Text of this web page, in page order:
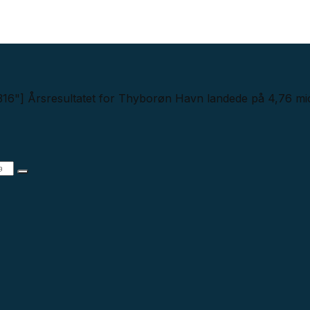
Årsresultatet for Thyborøn Havn landede på 4,76